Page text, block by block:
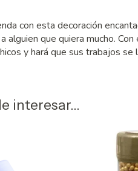
con esta decoración
alguien que quiera mucho.
y hará que sus trabajos se
interesar...